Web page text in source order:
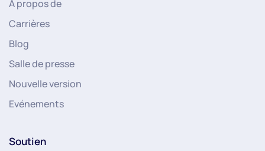
A propos de
Carrières
Blog
Salle de presse
Nouvelle version
Evénements
Soutien